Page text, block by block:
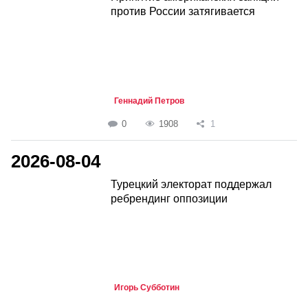
против России затягивается
Геннадий Петров
0 1908 1
2026-08-04
Турецкий электорат поддержал
ребрендинг оппозиции
Игорь Субботин